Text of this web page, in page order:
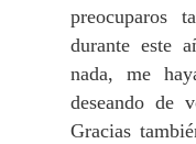
preocuparos
durante este
nada, me
deseando de
Gracias